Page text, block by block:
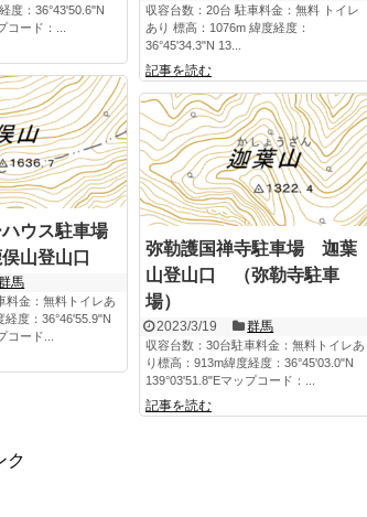
度：36°43'50.6"N
コード：...
収容台数：20台 駐車料金：無料 トイレ
あり 標高：1076m 緯度経度：
36°45'34.3"N 13...
記事を読む
ウス駐車場
山登山口
馬
料金：無料トイレあ
経度：36°46'55.9"N
コード...
弥勒護国禅寺駐車場 迦葉
山登山口 （弥勒寺駐車
場）
2023/3/19 群馬
収容台数：30台駐車料金：無料トイレあ
り標高：913m緯度経度：36°45'03.0"N
139°03'51.8"Eマップコード：...
記事を読む
ク